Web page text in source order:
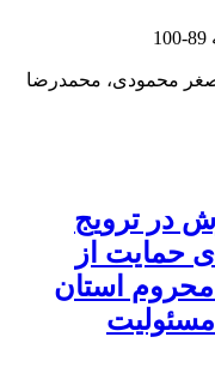
89-100
محمودی، محمدرضا
در ترویج
حمایت از
استان